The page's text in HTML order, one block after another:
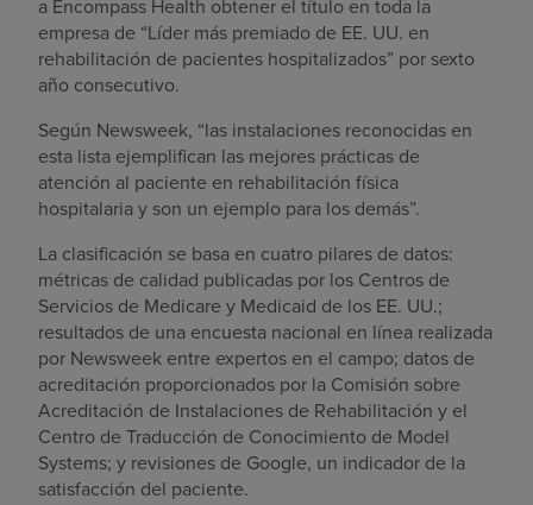
a Encompass Health obtener el título en toda la
empresa de “Líder más premiado de EE. UU. en
rehabilitación de pacientes hospitalizados” por sexto
año consecutivo.
Según Newsweek, “las instalaciones reconocidas en
esta lista ejemplifican las mejores prácticas de
atención al paciente en rehabilitación física
hospitalaria y son un ejemplo para los demás”.
La clasificación se basa en cuatro pilares de datos:
métricas de calidad publicadas por los Centros de
Servicios de Medicare y Medicaid de los EE. UU.;
resultados de una encuesta nacional en línea realizada
por Newsweek entre expertos en el campo; datos de
acreditación proporcionados por la Comisión sobre
Acreditación de Instalaciones de Rehabilitación y el
Centro de Traducción de Conocimiento de Model
Systems; y revisiones de Google, un indicador de la
satisfacción del paciente.